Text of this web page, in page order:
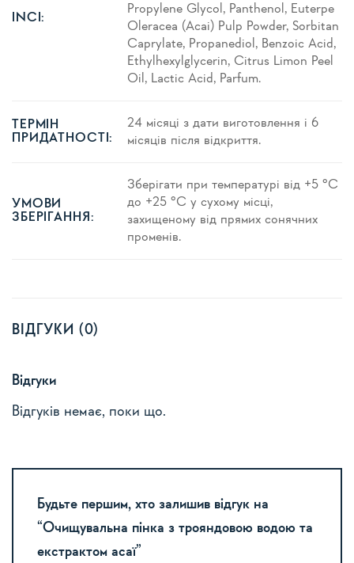
INCI:
Propylene Glycol, Panthenol, Euterpe
Oleracea (Acai) Pulp Powder, Sorbitan
Caprylate, Propanediol, Benzoic Acid,
Ethylhexylglycerin, Citrus Limon Peel
Oil, Lactic Acid, Parfum.
ТЕРМІН
ПРИДАТНОСТІ:
24 місяці з дати виготовлення і 6
місяців після відкриття.
УМОВИ
ЗБЕРІГАННЯ:
Зберігати при температурі від +5 °C
до +25 °C у сухому місці,
захищеному від прямих сонячних
променів.
ВІДГУКИ (0)
Відгуки
Відгуків немає, поки що.
Будьте першим, хто залишив відгук на
“Очищувальна пінка з трояндовою водою та
екстрактом асаї”